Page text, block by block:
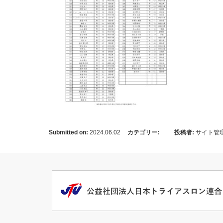
Submitted on: 2024.06.02 カテゴリー: 投稿者: サイト管